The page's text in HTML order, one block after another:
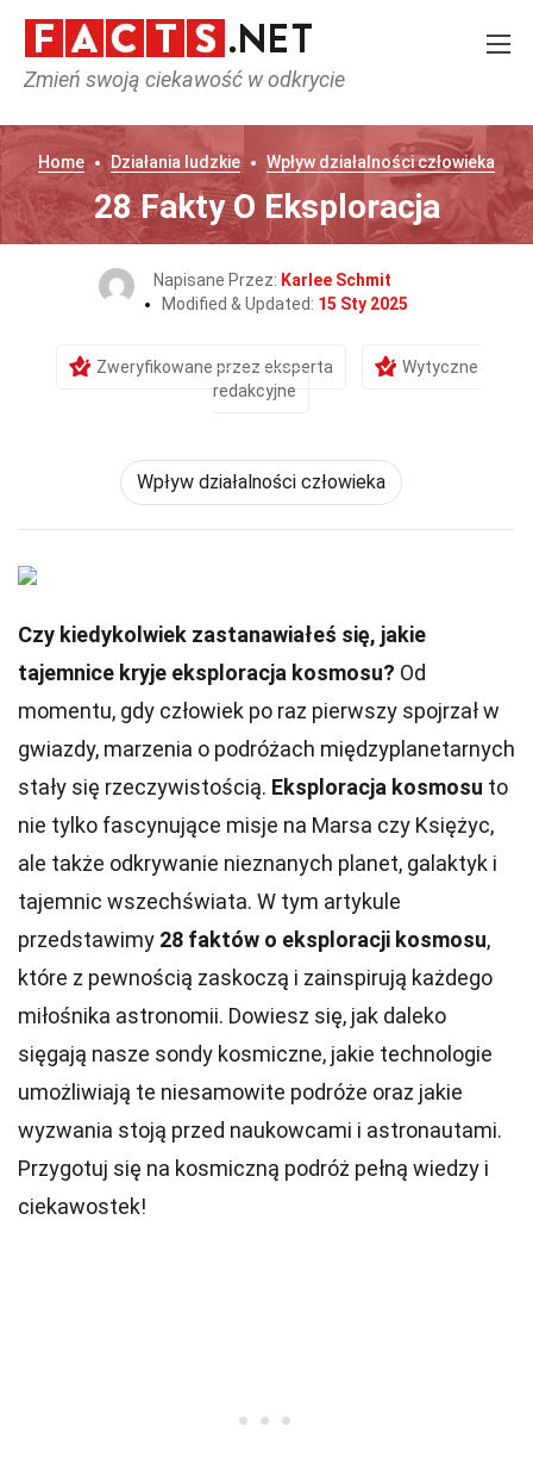
Zmień swoją ciekawość w odkrycie
Home Działania ludzkie Wpływ działalności człowieka
28 Fakty O Eksploracja
Napisane Przez: Karlee Schmit
Modified & Updated: 15 Sty 2025
Zweryfikowane przez eksperta
Wytyczne
redakcyjne
Wpływ działalności człowieka
Czy kiedykolwiek zastanawiałeś się, jakie
tajemnice kryje eksploracja kosmosu? Od
momentu, gdy człowiek po raz pierwszy spojrzał w
gwiazdy, marzenia o podróżach międzyplanetarnych
stały się rzeczywistością. Eksploracja kosmosu to
nie tylko fascynujące misje na Marsa czy Księżyc,
ale także odkrywanie nieznanych planet, galaktyk i
tajemnic wszechświata. W tym artykule
przedstawimy 28 faktów o eksploracji kosmosu,
które z pewnością zaskoczą i zainspirują każdego
miłośnika astronomii. Dowiesz się, jak daleko
sięgają nasze sondy kosmiczne, jakie technologie
umożliwiają te niesamowite podróże oraz jakie
wyzwania stoją przed naukowcami i astronautami.
Przygotuj się na kosmiczną podróż pełną wiedzy i
ciekawostek!